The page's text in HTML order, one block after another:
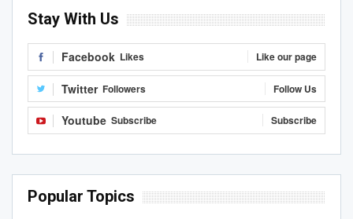
Stay With Us
Facebook Likes Like our page
Twitter Followers Follow Us
Youtube Subscribe Subscribe
Popular Topics